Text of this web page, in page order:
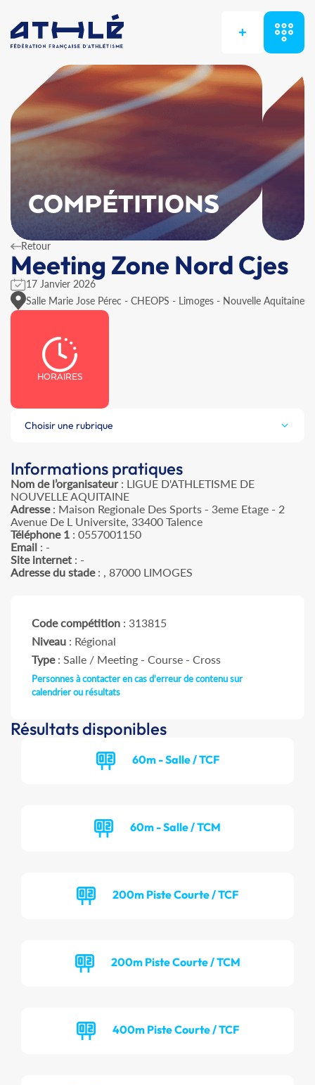
+
COMPÉTITIONS
Retour
Meeting Zone Nord Cjes
17 Janvier 2026
Salle Marie Jose Pérec - CHEOPS - Limoges - Nouvelle Aquitaine
HORAIRES
Choisir une rubrique
Informations pratiques
Nom de l’organisateur: LIGUE D'ATHLETISME DE
NOUVELLE AQUITAINE
Adresse: Maison Regionale Des Sports - 3eme Etage - 2
Avenue De L Universite, 33400 Talence
Téléphone 1 : 0557001150
Email : -
Site internet : -
Adresse du stade: , 87000 LIMOGES
Code compétition : 313815
Niveau : Régional
Type: Salle / Meeting - Course - Cross
Personnes à contacter en cas d'erreur de contenu sur
calendrier ou résultats
Résultats disponibles
60m - Salle / TCF
60m - Salle / TCM
200m Piste Courte / TCF
200m Piste Courte / TCM
400m Piste Courte / TCF